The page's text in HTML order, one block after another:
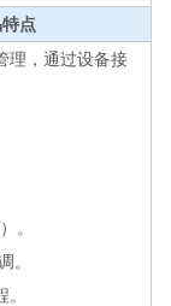
点
理，通过设备接
。
。